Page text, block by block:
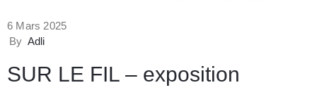
6 Mars 2025
By Adli
SUR LE FIL – exposition